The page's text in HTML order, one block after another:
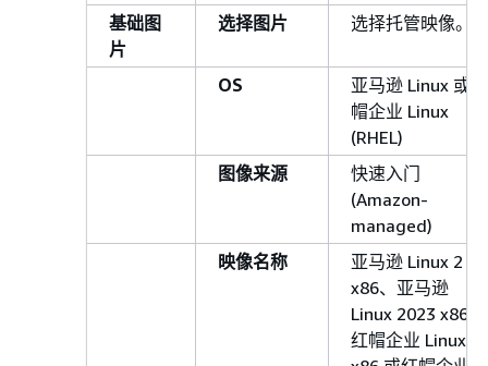
基础图
片
选择图片 选择托管映像。
OS
亚马逊 Linux 或红
帽企业 Linux
(RHEL)
图像来源
快速入门
(Amazon-
managed)
映像名称
亚马逊 Linux 2
x86、亚马逊
Linux 2023 x86、
红帽企业 Linux 8